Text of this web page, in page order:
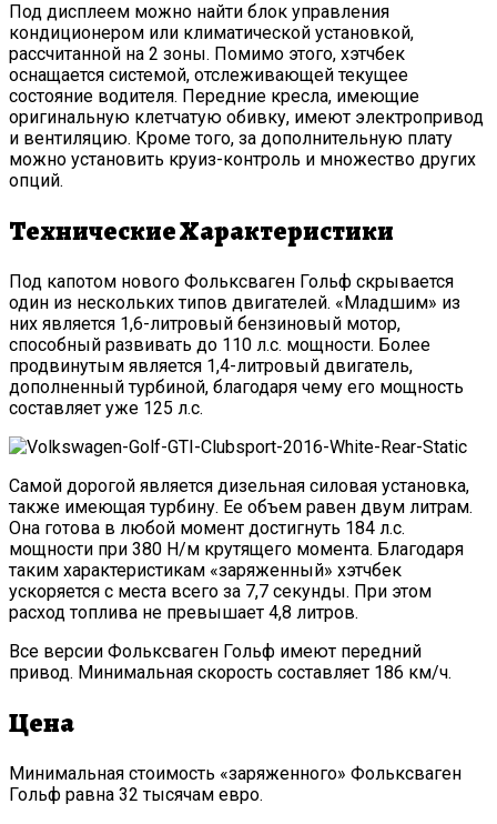
Под дисплеем можно найти блок управления
кондиционером или климатической установкой,
рассчитанной на 2 зоны. Помимо этого, хэтчбек
оснащается системой, отслеживающей текущее
состояние водителя. Передние кресла, имеющие
оригинальную клетчатую обивку, имеют электропривод
и вентиляцию. Кроме того, за дополнительную плату
можно установить круиз-контроль и множество других
опций.
Технические Характеристики
Под капотом нового Фольксваген Гольф скрывается
один из нескольких типов двигателей. «Младшим» из
них является 1,6-литровый бензиновый мотор,
способный развивать до 110 л.с. мощности. Более
продвинутым является 1,4-литровый двигатель,
дополненный турбиной, благодаря чему его мощность
составляет уже 125 л.с.
Самой дорогой является дизельная силовая установка,
также имеющая турбину. Ее объем равен двум литрам.
Она готова в любой момент достигнуть 184 л.с.
мощности при 380 Н/м крутящего момента. Благодаря
таким характеристикам «заряженный» хэтчбек
ускоряется с места всего за 7,7 секунды. При этом
расход топлива не превышает 4,8 литров.
Все версии Фольксваген Гольф имеют передний
привод. Минимальная скорость составляет 186 км/ч.
Цена
Минимальная стоимость «заряженного» Фольксваген
Гольф равна 32 тысячам евро.